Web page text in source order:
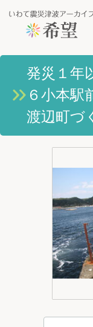
いわて震災津波アー
岩手県の被害状況
Foreign
テーマから探す
発災１年
６小本駅
渡辺町づ